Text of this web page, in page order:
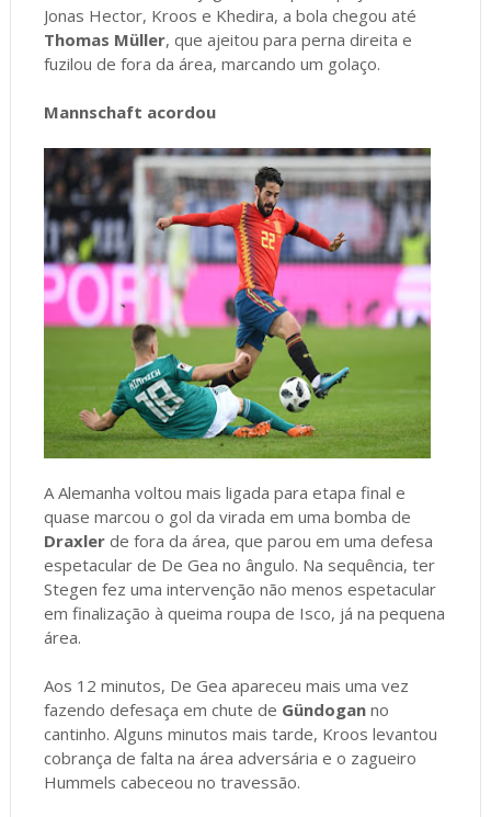
Jonas Hector, Kroos e Khedira, a bola chegou até
Thomas Müller, que ajeitou para perna direita e
fuzilou de fora da área, marcando um golaço.
Mannschaft acordou
A Alemanha voltou mais ligada para etapa final e
quase marcou o gol da virada em uma bomba de
Draxler de fora da área, que parou em uma defesa
espetacular de De Gea no ângulo. Na sequência, ter
Stegen fez uma intervenção não menos espetacular
em finalização à queima roupa de Isco, já na pequena
área.
Aos 12 minutos, De Gea apareceu mais uma vez
fazendo defesaça em chute de Gündogan no
cantinho. Alguns minutos mais tarde, Kroos levantou
cobrança de falta na área adversária e o zagueiro
Hummels cabeceou no travessão.